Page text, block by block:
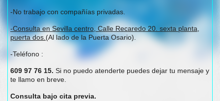
-No trabajo con compañías privadas.
-Consulta en Sevilla centro, Calle Recaredo 20. sexta planta,
puerta dos.(Al lado de la Puerta Osario).
-Teléfono :
609 97 76 15. Si no puedo atenderte puedes dejar tu mensaje y
te llamo en breve.
Consulta bajo cita previa.